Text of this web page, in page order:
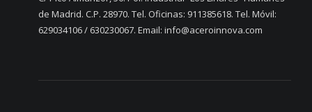
de Madrid. C.P. 28970. Tel. Oficinas: 911385618. Tel. Móvil:
629034106 / 630230067. Email: info@aceroinnova.com